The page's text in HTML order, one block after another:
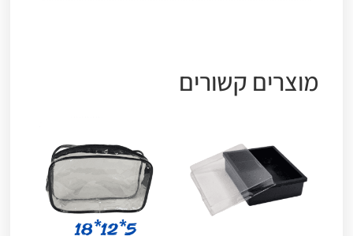
מוצרים קשורים